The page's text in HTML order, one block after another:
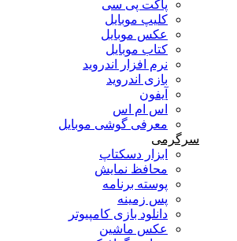
پاکت پی سی
کلیپ موبایل
عکس موبایل
کتاب موبایل
نرم افزار اندروید
بازی اندروید
آیفون
اس ام اس
معرفی گوشی موبایل
سرگرمی
ابزار دسکتاپ
محافظ نمایش
پوسته برنامه
پس زمینه
دانلود بازی کامپیوتر
عکس ماشین